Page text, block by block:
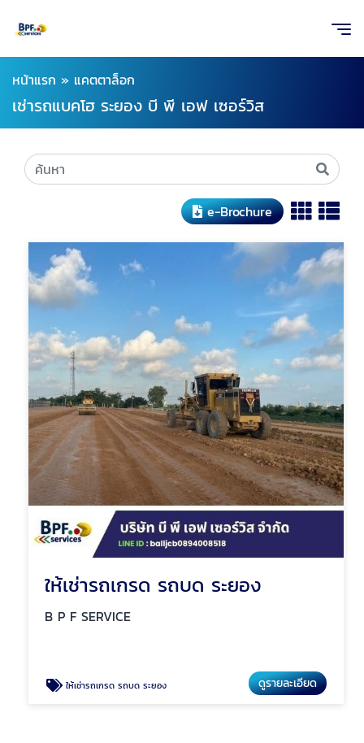
หน้าแรก » แคตตาล็อก
เช่ารถแบคโฮ ระยอง บี พี เอฟ เซอร์วิส
e-Brochure
ให้เช่ารถเกรด รถบด ระยอง
B P F SERVICE
ให้เช่ารถเกรด รถบด ระยอง ดูรายละเอียด